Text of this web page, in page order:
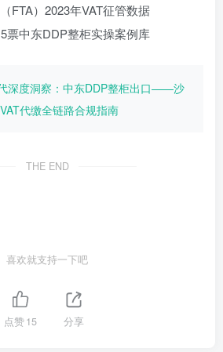
FTA）2023年VAT征管数据
中东DDP整柜实操案例库
深度洞察：中东DDP整柜出口——沙
代缴全链路合规指南
THE END
喜欢就支持一下吧
点赞15 分享